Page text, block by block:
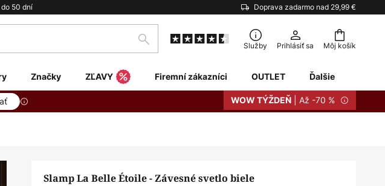
50 dní Doprava zadarmo nad 29,99 €
Môj košík
Hľadať Služby Prihlásiť sa
Značky ZĽAVY Firemní zákazníci OUTLET Ďalšie
WOW TÝŽDEŇ | Až -70 %
Slamp La Belle Étoile - Závesné svetlo biele